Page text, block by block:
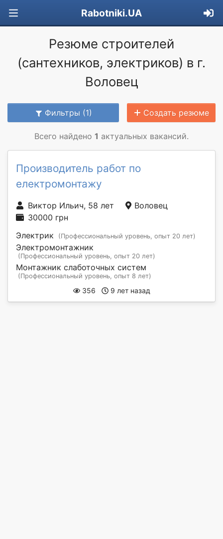
Rabotniki.UA
Резюме строителей
(сантехников, электриков) в г.
Воловец
Фильтры (1) Создать резюме
Всего найдено 1 актуальных вакансий.
Производитель работ по
електромонтажу
Виктор Ильич, 58 лет
Воловец
30000 грн
Электрик
(Профессиональный уровень, опыт 20 лет)
Электромонтажник
(Профессиональный уровень, опыт 20 лет)
Монтажник слаботочных систем
(Профессиональный уровень, опыт 8 лет)
356 9 лет назад